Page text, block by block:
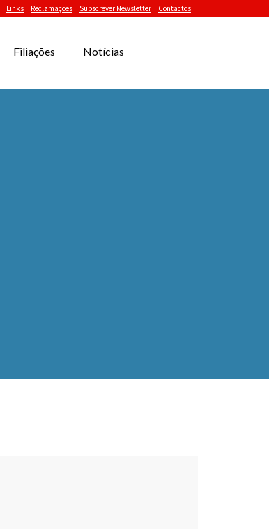
Links Reclamações Subscrever Newsletter Contactos
Filiações Notícias